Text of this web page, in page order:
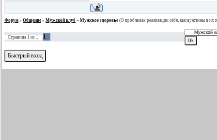
Форум » Общение » Мужской клуб » Мужское здоровье (О проблемах реализации себя, как мужчины и их
Страница 1 из 1 1